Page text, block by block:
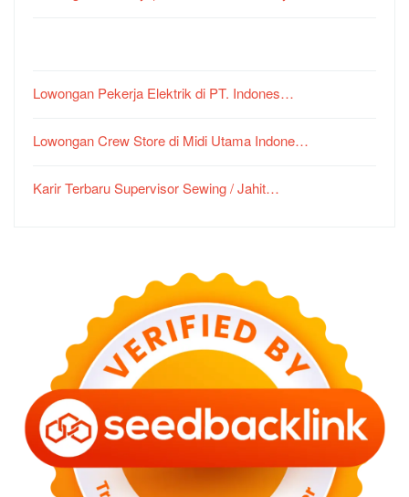
Lowongan Pekerja Elektrik di PT. Indones…
Lowongan Crew Store di Midi Utama Indone…
Karir Terbaru Supervisor Sewing / Jahit…